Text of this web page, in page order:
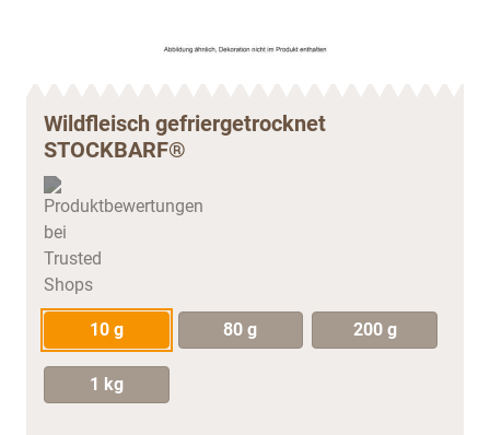
Wildfleisch gefriergetrocknet
STOCKBARF®
10 g 80 g 200 g
1 kg